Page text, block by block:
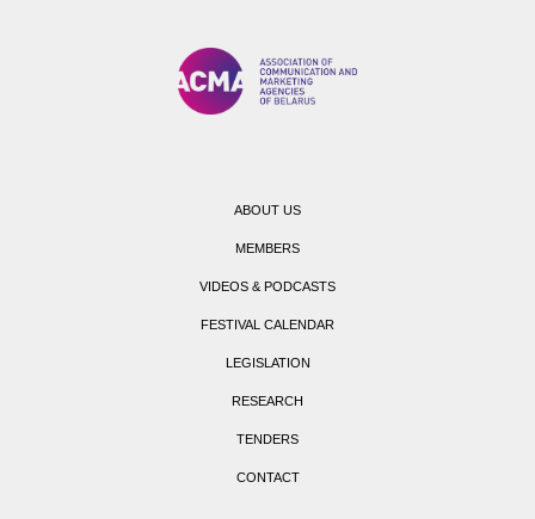
ABOUT US
MEMBERS
VIDEOS & PODCASTS
FESTIVAL CALENDAR
LEGISLATION
RESEARCH
TENDERS
CONTACT